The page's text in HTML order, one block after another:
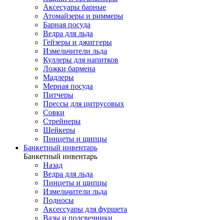
Аксесуары барные
Атомайзеры и риммеры
Барная посуда
Ведра для льда
Гейзеры и джиггеры
Измельчители льда
Куллеры для напитков
Ложки бармена
Мадлеры
Мерная посуда
Питчеры
Прессы для цитрусовых
Совки
Стрейнеры
Шейкеры
Пинцеты и щипцы
Банкетный инвентарь
Банкетный инвентарь
Назад
Ведра для льда
Пинцеты и щипцы
Измельчители льда
Подносы
Аксессуары для фуршета
Вазы и подсвечники